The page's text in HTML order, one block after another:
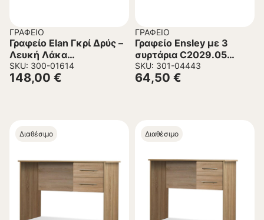
ΓΡΑΦΕΊΟ
Γραφείο Elan Γκρί Δρύς –
Λευκή Λάκα
130x50x75,5 εκ.
SKU: 300-01614
148,00 €
ΓΡΑΦΕΊΟ
Γραφείο Ensley με 3
συρτάρια C2029.05
Λευκό 120x60x76 εκ.
SKU: 301-04443
64,50 €
Διαθέσιμο Διαθέσιμο